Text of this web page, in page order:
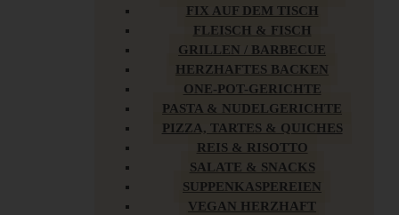
FIX AUF DEM TISCH
FLEISCH & FISCH
GRILLEN / BARBECUE
HERZHAFTES BACKEN
ONE-POT-GERICHTE
PASTA & NUDELGERICHTE
PIZZA, TARTES & QUICHES
REIS & RISOTTO
SALATE & SNACKS
SUPPENKASPEREIEN
VEGAN HERZHAFT